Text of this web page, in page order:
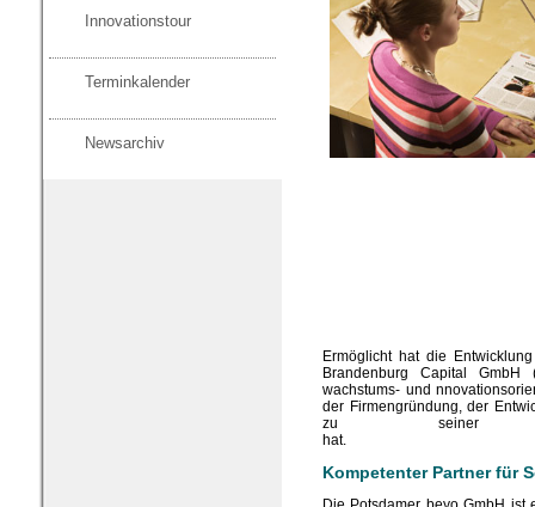
Innovationstour
Terminkalender
Newsarchiv
Ermöglicht hat die
Brandenburg Capital
wachstums- und
der Firmengründung, der
zu seiner
Kompetenter Partner für